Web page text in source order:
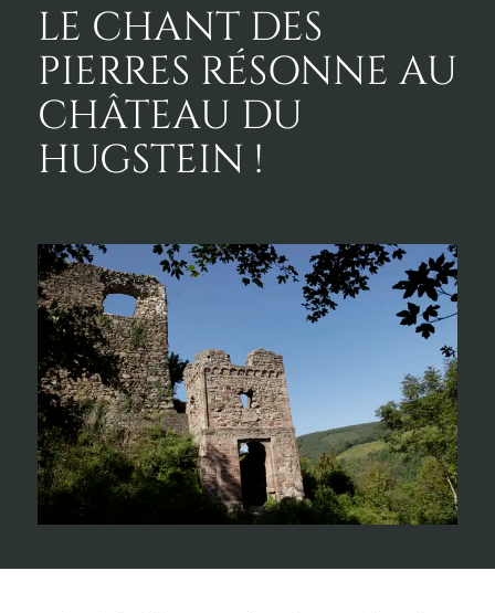
LE CHANT DES
PIERRES RÉSONNE AU
CHÂTEAU DU
HUGSTEIN !